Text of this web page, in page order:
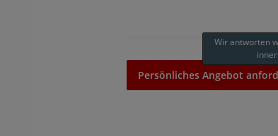
Persönliches Angebot
Wir antworten